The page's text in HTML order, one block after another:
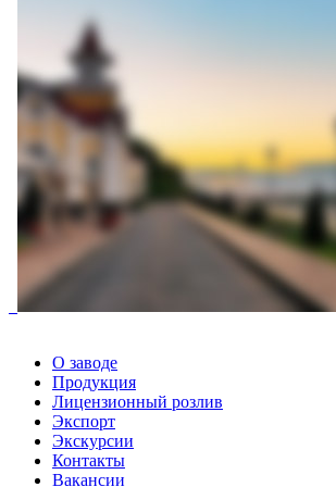
О заводе
Продукция
Лицензионный розлив
Экспорт
Экскурсии
Контакты
Вакансии